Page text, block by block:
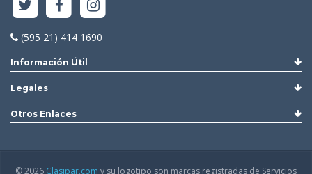
(595 21) 414 1690
Información Útil
Legales
Otros Enlaces
© 2026 Clasipar.com y su logotipo son marcas registradas de Servicios